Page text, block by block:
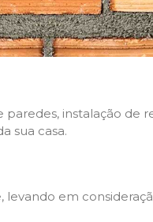
instalação de
sua casa.
levando em